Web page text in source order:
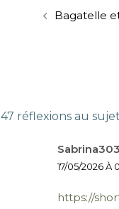
d’articleBagatelle
47 réflexions au
17/05/2026 À
https://